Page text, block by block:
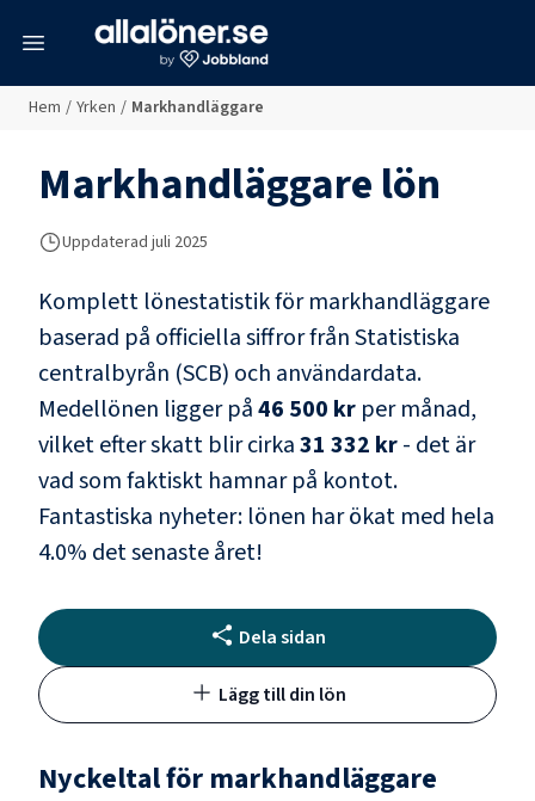
Hem / Yrken / Markhandläggare
Markhandläggarelön
Uppdaterad juli 2025
Komplett lönestatistik förmarkhandläggare
baserad på officiella siffror från Statistiska
centralbyrån (SCB) och användardata.
Medellönen ligger på46 500 kr per månad,
vilket efter skatt blir cirka31 332 kr- det är
vad som faktiskt hamnar på kontot.
Fantastiska nyheter: lönen har ökat med hela
4.0% det senaste året!
Dela sidan
Lägg till din lön
Nyckeltal för markhandläggare